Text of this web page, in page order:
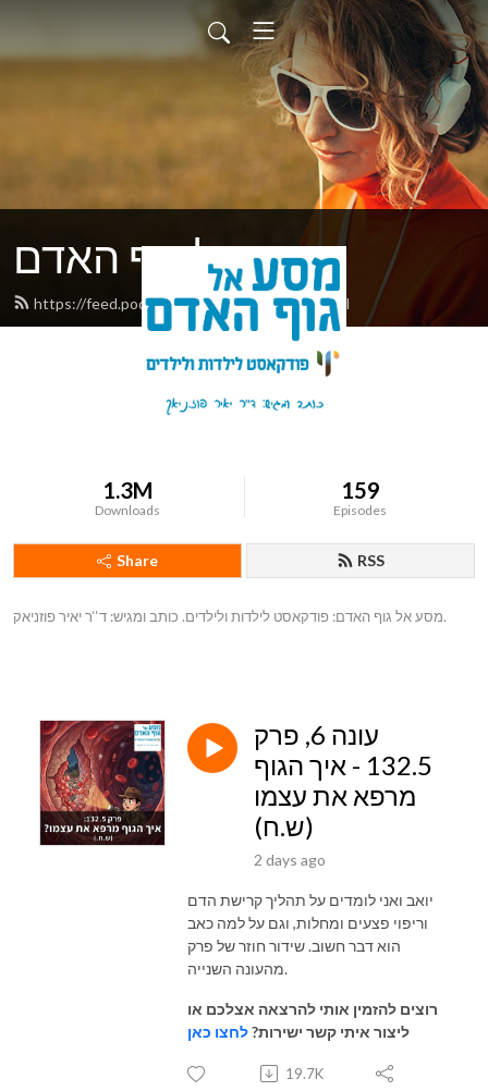
מסע אל גוף האדם
https://feed.podbean.com/ypscience/feed.xml
1.3M
Downloads
159
Episodes
Share RSS
מסע אל גוף האדם: פודקאסט לילדות ולילדים. כותב ומגיש: ד‘‘ר יאיר פוזניאק.
עונה 6, פרק
132.5 - איך הגוף
מרפא את עצמו
(ש.ח)
2 days ago
יואב ואני לומדים על תהליך קרישת הדם
וריפוי פצעים ומחלות, וגם על למה כאב
הוא דבר חשוב. שידור חוזר של פרק
מהעונה השנייה.
רוצים להזמין אותי להרצאה אצלכם או
ליצור איתי קשר ישירות?לחצו כאן
19.7K